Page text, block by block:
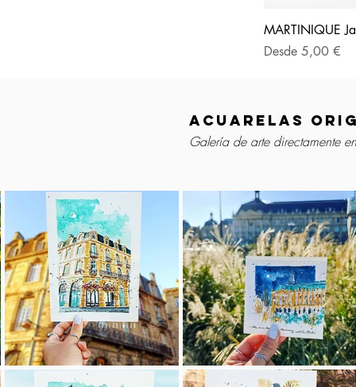
MARTINIQUE
Desde 5,00 €
Precio de oferta
acuarelas
Galería de arte directamente